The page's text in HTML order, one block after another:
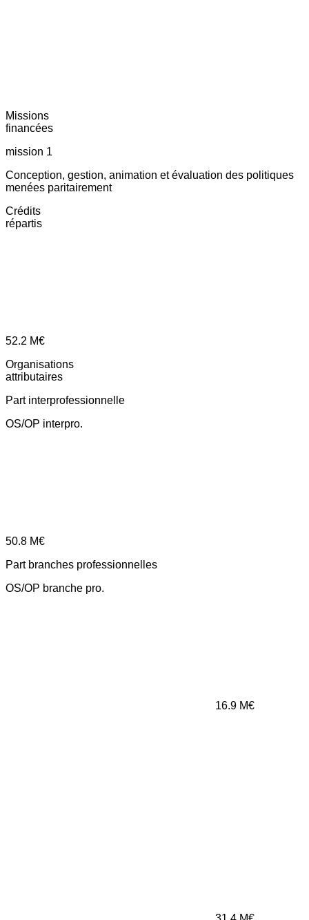
Missions
financées
mission 1
Conception, gestion, animation et évaluation des politiques
menées paritairement
Crédits
répartis
52.2 M€
Organisations
attributaires
Part interprofessionnelle
OS/OP interpro.
50.8 M€
Part branches professionnelles
OS/OP branche pro.
16.9 M€